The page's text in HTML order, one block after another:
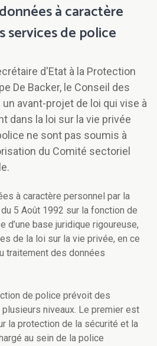
à caractère
services de police
d'Etat à la Protection
De Backer, le Conseil des
avant-projet de loi qui vise à
dans la loi sur la vie privée
ne sont pas soumis à
du Comité sectoriel
à caractère personnel par la
5 Août 1992 sur la fonction de
d’une base juridique rigoureuse,
de la loi sur la vie privée, en ce
traitement des données
de police prévoit des
niveaux. Le premier est
la protection de la sécurité et la
au sein de la police